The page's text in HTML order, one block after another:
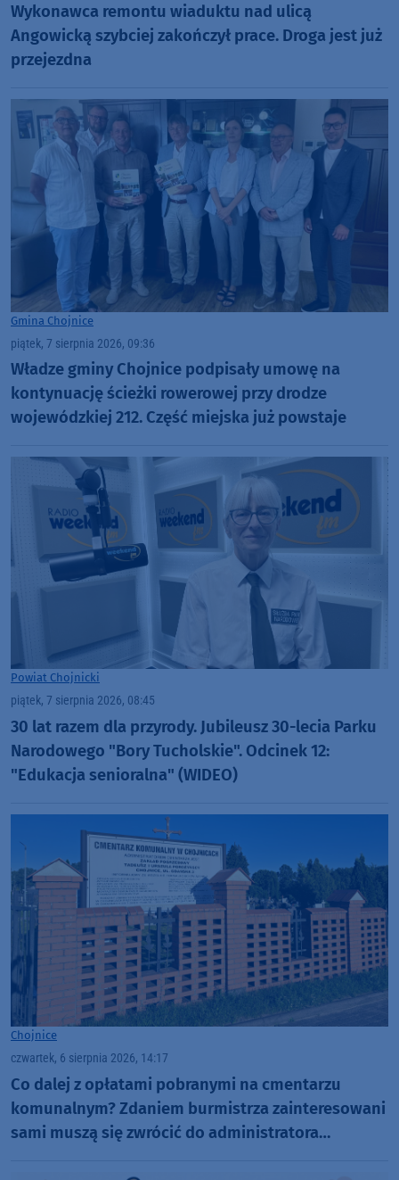
Wykonawca remontu wiaduktu nad ulicą
Angowicką szybciej zakończył prace. Droga jest już
przejezdna
Gmina Chojnice
piątek, 7 sierpnia 2026, 09:36
Władze gminy Chojnice podpisały umowę na
kontynuację ścieżki rowerowej przy drodze
wojewódzkiej 212. Część miejska już powstaje
Powiat Chojnicki
piątek, 7 sierpnia 2026, 08:45
30 lat razem dla przyrody. Jubileusz 30-lecia Parku
Narodowego "Bory Tucholskie". Odcinek 12:
"Edukacja senioralna" (WIDEO)
Chojnice
czwartek, 6 sierpnia 2026, 14:17
Co dalej z opłatami pobranymi na cmentarzu
komunalnym? Zdaniem burmistrza zainteresowani
sami muszą się zwrócić do administratora